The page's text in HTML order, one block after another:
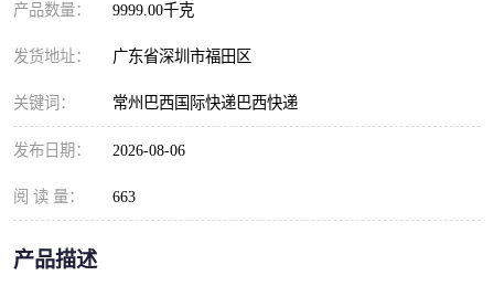
产品数量： 9999.00千克
发货地址： 广东省深圳市福田区
关键词： 常州巴西国际快递巴西快递
发布日期： 2026-08-06
阅 读 量： 663
产品描述